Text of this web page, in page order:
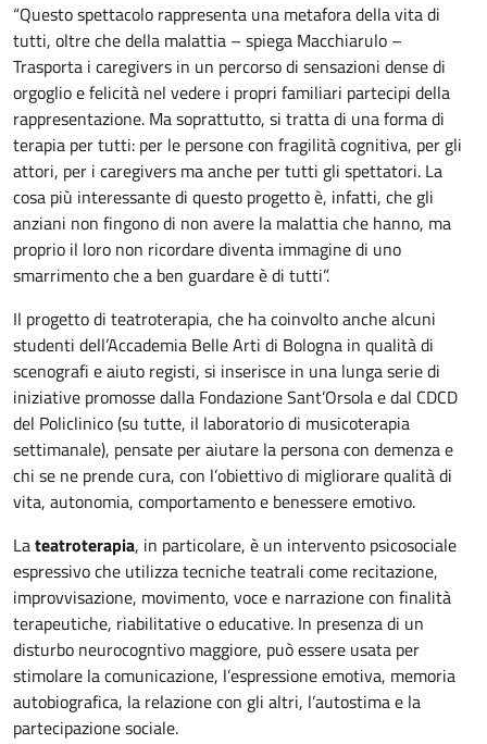
“Questo spettacolo rappresenta una metafora della vita di
tutti, oltre che della malattia – spiega Macchiarulo –
Trasporta i caregivers in un percorso di sensazioni dense di
orgoglio e felicità nel vedere i propri familiari partecipi della
rappresentazione. Ma soprattutto, si tratta di una forma di
terapia per tutti: per le persone con fragilità cognitiva, per gli
attori, per i caregivers ma anche per tutti gli spettatori. La
cosa più interessante di questo progetto è, infatti, che gli
anziani non fingono di non avere la malattia che hanno, ma
proprio il loro non ricordare diventa immagine di uno
smarrimento che a ben guardare è di tutti”.
Il progetto di teatroterapia, che ha coinvolto anche alcuni
studenti dell’Accademia Belle Arti di Bologna in qualità di
scenografi e aiuto registi, si inserisce in una lunga serie di
iniziative promosse dalla Fondazione Sant’Orsola e dal CDCD
del Policlinico (su tutte, il laboratorio di musicoterapia
settimanale), pensate per aiutare la persona con demenza e
chi se ne prende cura, con l’obiettivo di migliorare qualità di
vita, autonomia, comportamento e benessere emotivo.
Lateatroterapia, in particolare, è un intervento psicosociale
espressivo che utilizza tecniche teatrali come recitazione,
improvvisazione, movimento, voce e narrazione con finalità
terapeutiche, riabilitative o educative. In presenza di un
disturbo neurocogntivo maggiore, può essere usata per
stimolare la comunicazione, l’espressione emotiva, memoria
autobiografica, la relazione con gli altri, l’autostima e la
partecipazione sociale.